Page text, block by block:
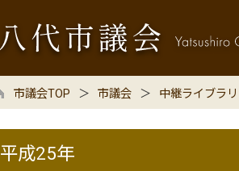
市議会TOP 市議会 中継ライブラリ
平成25年